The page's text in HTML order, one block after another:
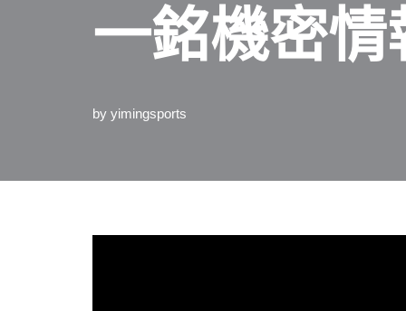
一銘機密情
by yimingsports